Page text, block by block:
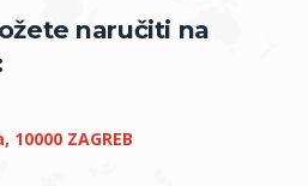
naručiti na
ZAGREB